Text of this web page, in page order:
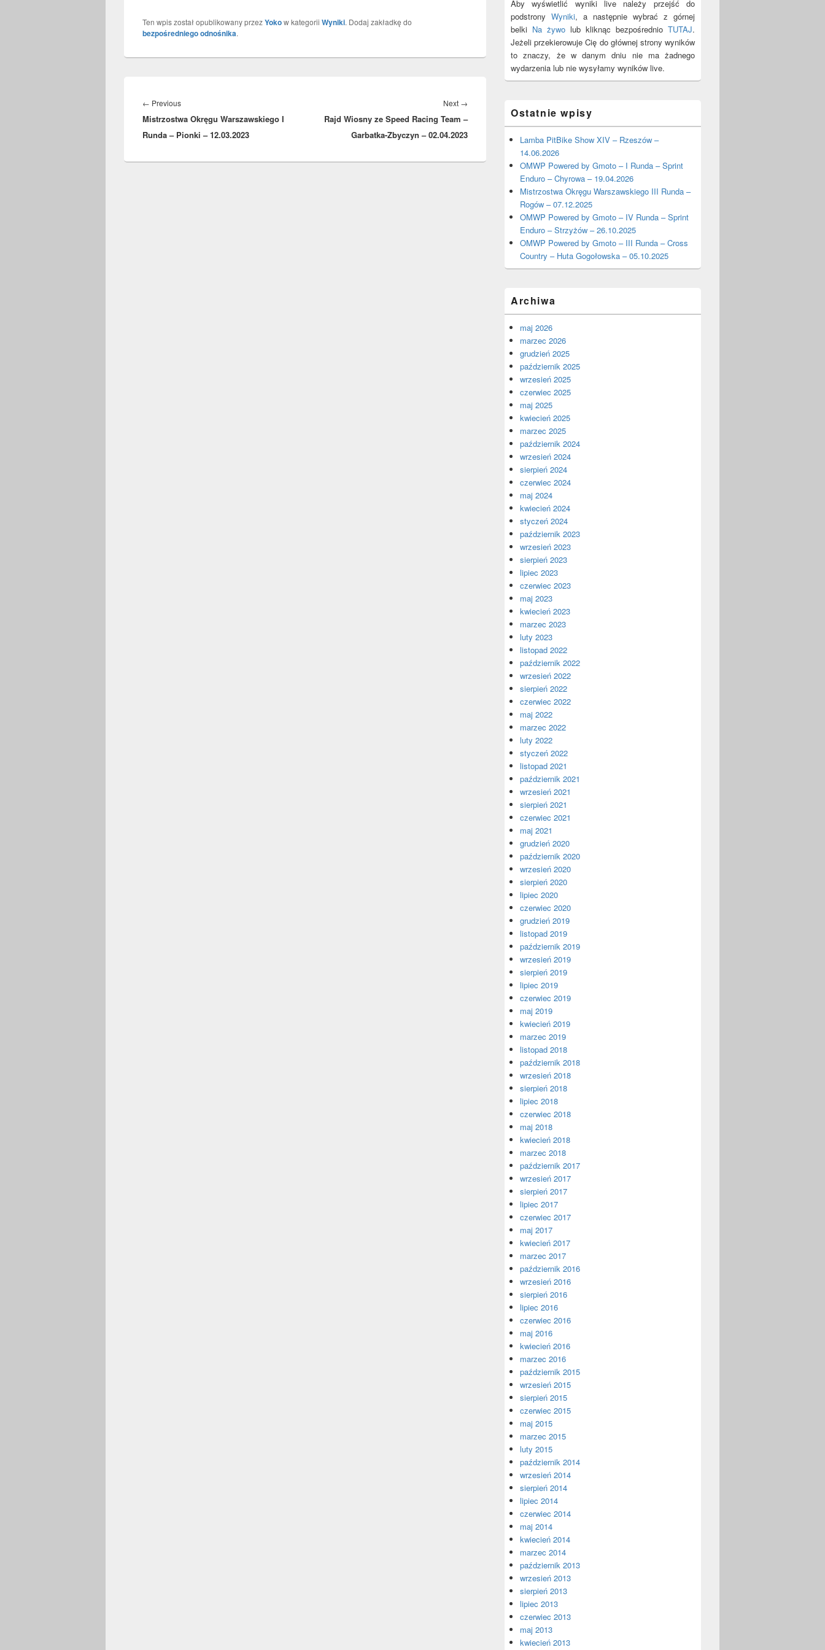
Ten wpis został opublikowany przezYokow kategorii Wyniki. Dodaj zakładkę do
bezpośredniego odnośnika.
wpisu
← PreviousPrevious
post:
Mistrzostwa Okręgu Warszawskiego I
Runda – Pionki – 12.03.2023
Next →
post:
Rajd Wiosny ze Speed Racing Team –
Garbatka-Zbyczyn – 02.04.2023
Aby wyświetlić wyniki live należy przejść do
podstrony Wyniki, a następnie wybrać z górnej
belki Na żywo lub kliknąc bezpośrednio TUTAJ.
Jeżeli przekierowuje Cię do głównej strony wyników
to znaczy, że w danym dniu nie ma żadnego
wydarzenia lub nie wysyłamy wyników live.
Ostatnie wpisy
Lamba PitBike Show XIV – Rzeszów –
14.06.2026
OMWP Powered by Gmoto – I Runda – Sprint
Enduro – Chyrowa – 19.04.2026
Mistrzostwa Okręgu Warszawskiego III Runda –
Rogów – 07.12.2025
OMWP Powered by Gmoto – IV Runda – Sprint
Enduro – Strzyżów – 26.10.2025
OMWP Powered by Gmoto – III Runda – Cross
Country – Huta Gogołowska – 05.10.2025
Archiwa
maj 2026
marzec 2026
grudzień 2025
październik 2025
wrzesień 2025
czerwiec 2025
maj 2025
kwiecień 2025
marzec 2025
październik 2024
wrzesień 2024
sierpień 2024
czerwiec 2024
maj 2024
kwiecień 2024
styczeń 2024
październik 2023
wrzesień 2023
sierpień 2023
lipiec 2023
czerwiec 2023
maj 2023
kwiecień 2023
marzec 2023
luty 2023
listopad 2022
październik 2022
wrzesień 2022
sierpień 2022
czerwiec 2022
maj 2022
marzec 2022
luty 2022
styczeń 2022
listopad 2021
październik 2021
wrzesień 2021
sierpień 2021
czerwiec 2021
maj 2021
grudzień 2020
październik 2020
wrzesień 2020
sierpień 2020
lipiec 2020
czerwiec 2020
grudzień 2019
listopad 2019
październik 2019
wrzesień 2019
sierpień 2019
lipiec 2019
czerwiec 2019
maj 2019
kwiecień 2019
marzec 2019
listopad 2018
październik 2018
wrzesień 2018
sierpień 2018
lipiec 2018
czerwiec 2018
maj 2018
kwiecień 2018
marzec 2018
październik 2017
wrzesień 2017
sierpień 2017
lipiec 2017
czerwiec 2017
maj 2017
kwiecień 2017
marzec 2017
październik 2016
wrzesień 2016
sierpień 2016
lipiec 2016
czerwiec 2016
maj 2016
kwiecień 2016
marzec 2016
październik 2015
wrzesień 2015
sierpień 2015
czerwiec 2015
maj 2015
marzec 2015
luty 2015
październik 2014
wrzesień 2014
sierpień 2014
lipiec 2014
czerwiec 2014
maj 2014
kwiecień 2014
marzec 2014
październik 2013
wrzesień 2013
sierpień 2013
lipiec 2013
czerwiec 2013
maj 2013
kwiecień 2013